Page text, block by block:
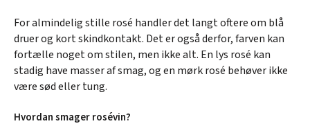
For almindelig stille rosé handler det langt oftere om blå
druer og kort skindkontakt. Det er også derfor, farven kan
fortælle noget om stilen, men ikke alt. En lys rosé kan
stadig have masser af smag, og en mørk rosé behøver ikke
være sød eller tung.
Hvordan smager rosévin?